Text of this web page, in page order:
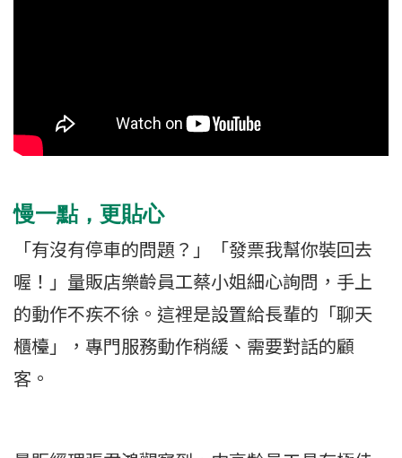
慢一點，更貼心
「有沒有停車的問題？」「發票我幫你裝回去
喔！」量販店樂齡員工蔡小姐細心詢問，手上
的動作不疾不徐。這裡是設置給長輩的「聊天
櫃檯」，專門服務動作稍緩、需要對話的顧
客。